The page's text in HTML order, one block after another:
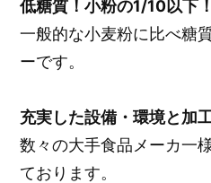
低糖質！小粉の1/10以下！
一般的な小麦粉に比べ糖
ーです。
充実した設備・環境と加
数々の大手食品メーカ一
ております。